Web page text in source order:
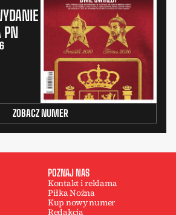
PN
ZOBACZ NUMER
POZNAJ NAS
Kontakt i reklama
Piłka Nożna
Kup nowy numer
Redakcja